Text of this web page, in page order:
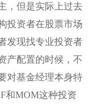
，但是实际上过去
投资者在股票市场
发现找专业投资者
产配置的时候，不
对基金经理本身特
和MOM这种投资